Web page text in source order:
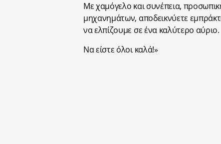
Με χαμόγελο και συνέπεια,
μηχανημάτων, αποδεικνύετε
να ελπίζουμε σε ένα καλύτερο αύριο.
Να είστε όλοι καλά!»